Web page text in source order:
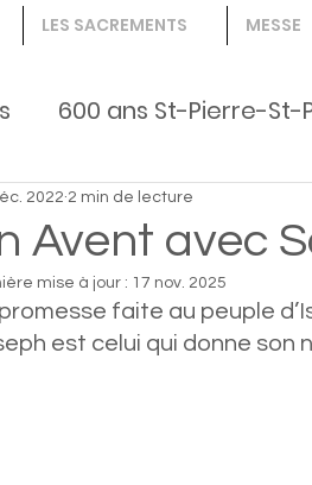
LES SACREMENTS MESSE
600 ans St-Pierre-St-
enfants, jeunes,
Avent avec
2022 2 min de lecture
mise à jour : 17 nov. 2025
faite au peuple
est celui qui donne son